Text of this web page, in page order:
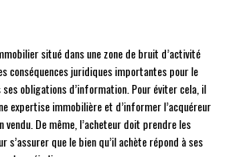
situé dans une zone de bruit d’activité
conséquences juridiques importantes pour le
ses obligations d’information. Pour éviter cela, il
expertise immobilière et d’informer l’acquéreur
De même, l’acheteur doit prendre les
s’assurer que le bien qu’il achète répond à ses